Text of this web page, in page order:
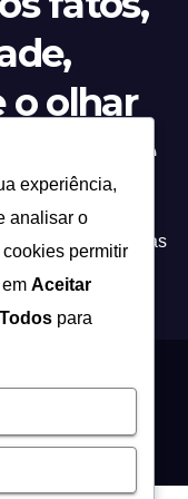
o olhar
o que
a ponte entre ideias
como vivemos!
– Fasim
experiência,
analisar o
permitir
Aceitar
para